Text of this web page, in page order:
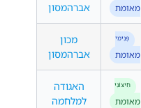
מאומת
אברהמסון
פְּנִימִי
מאומת
מכון
אברהמסון
חִיצוֹנִי
מאומת
האגודה
למלחמה